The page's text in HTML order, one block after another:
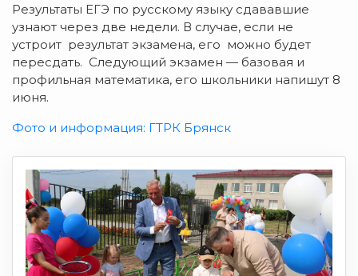
Результаты ЕГЭ по русскому языку сдававшие
узнают через две недели. В случае, если не
устроит результат экзамена, его можно будет
пересдать. Следующий экзамен — базовая и
профильная математика, его школьники напишут 8
июня.
Фото и информация: ГТРК Брянск